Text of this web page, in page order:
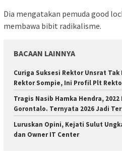
Dia mengatakan pemuda good
membawa bibit radikalisme.
BACAAN LAINNYA
Curiga Suksesi Rektor Unsrat
Rektor Sompie, Ini Profil Plt
Tragis Nasib Hamka Hendra,
Gorontalo. Ternyata 2026 Jadi
Luruskan Opini, Kejati Sulut
dan Owner IT Center